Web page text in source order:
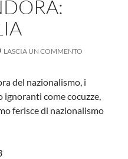
LASCIA UN COMMENTO
del nazionalismo, i
come cocuzze,
ferisce di nazionalismo